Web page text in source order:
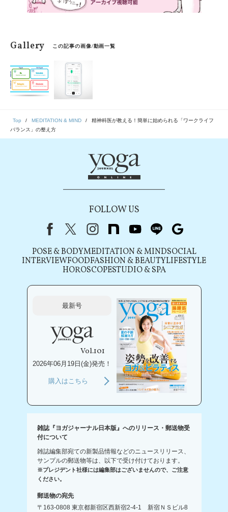
Gallery この記事の画像/動画一覧
Top MEDITATION & MIND
精神科医が教える！簡単に始められる「ワークライフ
バランス」の整え方
FOLLOW US
FacebookX（旧Twitter）
instagram
note youtubeline
POSE & BODYMEDITATION & MINDSOCIAL
INTERVIEWFOODFASHION & BEAUTYLIFESTYLE
HOROSCOPESTUDIO & SPA
最新号
Vol.101
2026年06月19日(金)発売！
購入はこちら
雑誌『ヨガジャーナル日本版』へのリリース・郵送物受
付について
雑誌編集部宛ての新製品情報などのニュースリリース、
サンプルの郵送物等は、以下で受け付けております。
※プレジデント社様には編集部はございませんので、ご注意
ください。
郵送物の宛先
〒163-0808 東京都新宿区西新宿2-4-1 新宿ＮＳビル8